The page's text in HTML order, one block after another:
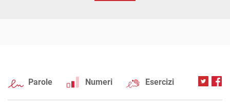
Parole Numeri Esercizi